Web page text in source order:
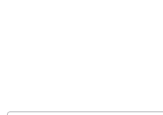
重量...约87g